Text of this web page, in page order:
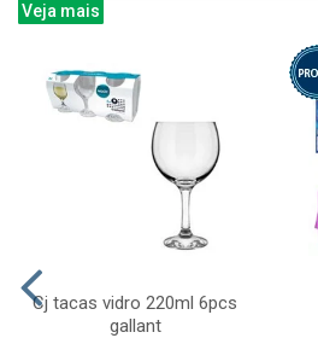
Veja mais
Cj tacas vidro 220ml 6pcs
gallant